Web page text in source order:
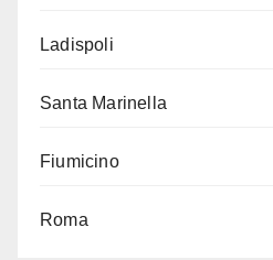
Ladispoli
Santa Marinella
Fiumicino
Roma